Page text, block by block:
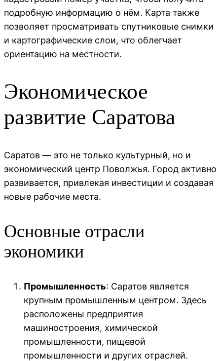
подробную информацию о нём. Карта также
позволяет просматривать спутниковые снимки
и картографические слои, что облегчает
ориентацию на местности.
Экономическое
развитие Саратова
Саратов — это не только культурный, но и
экономический центр Поволжья. Город активно
развивается, привлекая инвестиции и создавая
новые рабочие места.
Основные отрасли
экономики
Промышленность: Саратов является
крупным промышленным центром. Здесь
расположены предприятия
машиностроения, химической
промышленности, пищевой
промышленности и других отраслей.